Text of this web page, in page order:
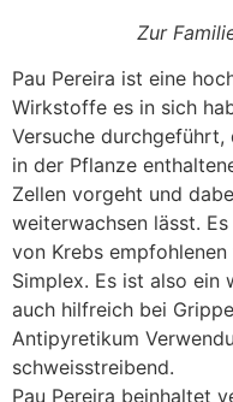
Zur
Pau Pereira ist eine
Wirkstoffe es in sich
Versuche durchgeführt,
in der Pflanze
Zellen vorgeht und
weiterwachsen lässt.
von Krebs
Simplex. Es ist also ein
auch hilfreich bei
Antipyretikum
schweisstreibend.
Pau Pereira beinhaltet